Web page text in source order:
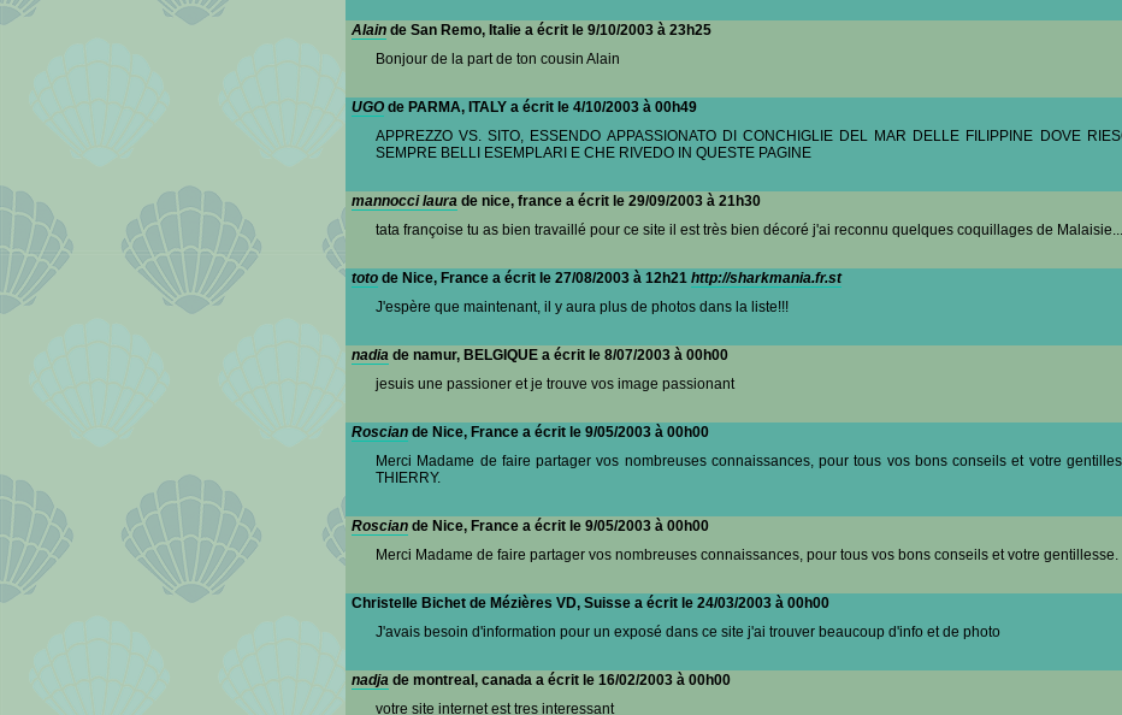
Alain de San Remo, Italie a écrit le 9/10/2003 à 23h25
Bonjour de la part de ton cousin Alain
UGO de PARMA, ITALY a écrit le 4/10/2003 à 00h49
APPREZZO VS. SITO, ESSENDO APPASSIONATO DI CONCHIGLIE DEL MAR DELLE FILIPPINE DOVE
SEMPRE BELLI ESEMPLARI E CHE RIVEDO IN QUESTE PAGINE
mannocci laura de nice, france a écrit le 29/09/2003 à 21h30
tata françoise tu as bien travaillé pour ce site il est très bien décoré j'ai reconnu quelques coquillages de Malaisie...
toto de Nice, France a écrit le 27/08/2003 à 12h21 http://sharkmania.fr.st
J'espère que maintenant, il y aura plus de photos dans la liste!!!
nadia de namur, BELGIQUE a écrit le 8/07/2003 à 00h00
jesuis une passioner et je trouve vos image passionant
Roscian de Nice, France a écrit le 9/05/2003 à 00h00
Merci Madame de faire partager vos nombreuses connaissances, pour tous vos bons conseils et votre
THIERRY.
Roscian de Nice, France a écrit le 9/05/2003 à 00h00
Merci Madame de faire partager vos nombreuses connaissances, pour tous vos bons conseils et votre gentillesse.
Christelle Bichet de Mézières VD, Suisse a écrit le 24/03/2003 à 00h00
J'avais besoin d'information pour un exposé dans ce site j'ai trouver beaucoup d'info et de photo
nadja de montreal, canada a écrit le 16/02/2003 à 00h00
votre site internet est tres interessant